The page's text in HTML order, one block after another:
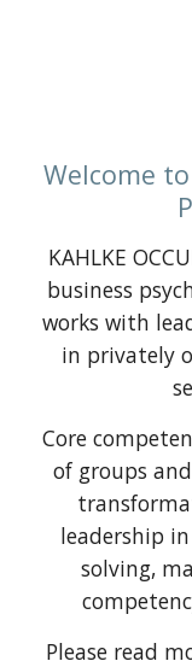
Welcome to
KAHLKE
business
works with
in privately
Core
of groups
leadership
solving,
Please read